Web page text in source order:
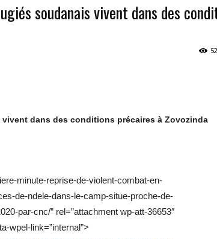
soudanais vivent dans des
dans des conditions précaires à Zovozinda
minute-reprise-de-violent-combat-en-
de-ndele-dans-le-camp-situe-proche-de-
par-cnc/” rel=”attachment wp-att-36653″
wpel-link=”internal”>